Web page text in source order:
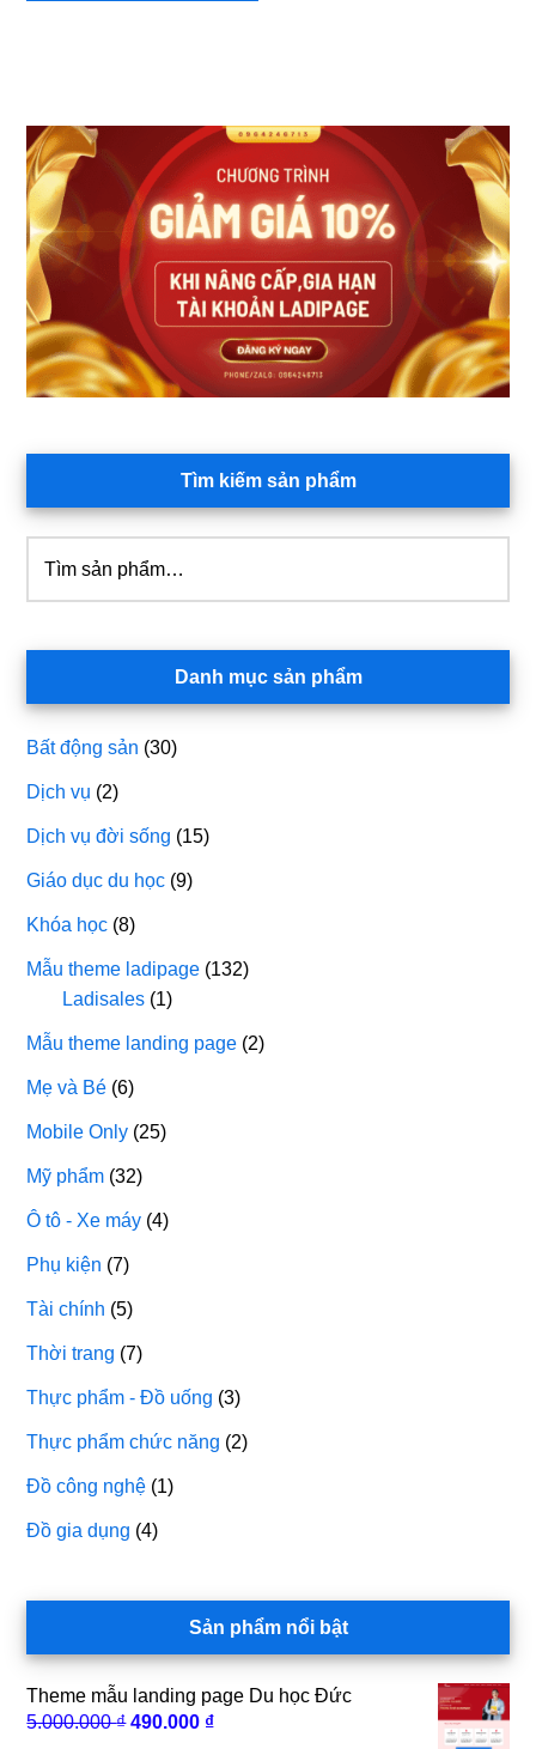
Sidebar
chính
Tìm kiếm sản phẩm
kiếm:
Danh mục sản phẩm
Bất động sản (30)
Dịch vụ (2)
Dịch vụ đời sống (15)
Giáo dục du học (9)
Khóa học (8)
Mẫu theme ladipage (132)
Ladisales (1)
Mẫu theme landing page (2)
Mẹ và Bé (6)
Mobile Only (25)
Mỹ phẩm (32)
Ô tô - Xe máy (4)
Phụ kiện (7)
Tài chính (5)
Thời trang (7)
Thực phẩm - Đồ uống (3)
Thực phẩm chức năng (2)
Đồ công nghệ (1)
Đồ gia dụng (4)
Sản phẩm nổi bật
Theme mẫu landing page Du học Đức
5.000.000₫ Giá
490.000 ₫Giá